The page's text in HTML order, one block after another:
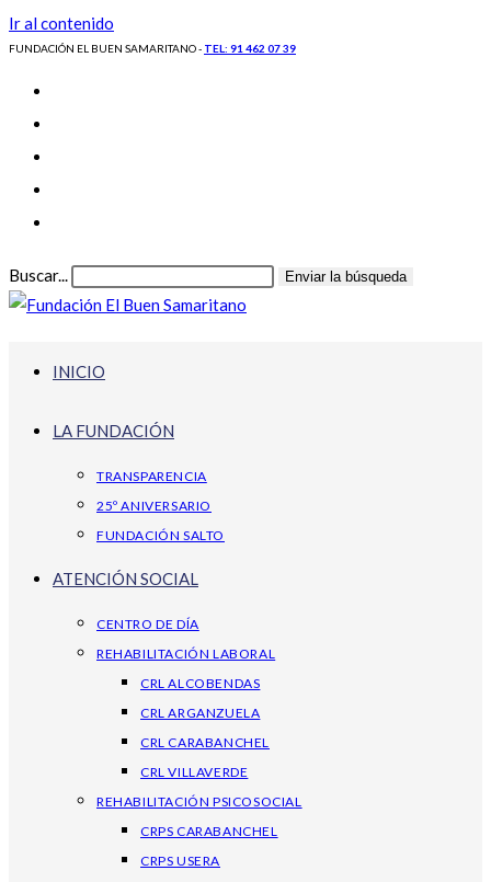
Ir al contenido
FUNDACIÓN EL BUEN SAMARITANO - TEL: 91 462 07 39
Buscar... Enviar la búsqueda
INICIO
LA FUNDACIÓN
TRANSPARENCIA
25º ANIVERSARIO
FUNDACIÓN SALTO
ATENCIÓN SOCIAL
CENTRO DE DÍA
REHABILITACIÓN LABORAL
CRL ALCOBENDAS
CRL ARGANZUELA
CRL CARABANCHEL
CRL VILLAVERDE
REHABILITACIÓN PSICOSOCIAL
CRPS CARABANCHEL
CRPS USERA